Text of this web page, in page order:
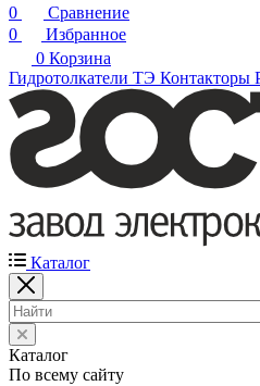
0
Сравнение
0
Избранное
0 Корзина
Гидротолкатели ТЭ Контакторы
Каталог
Каталог
По всему сайту